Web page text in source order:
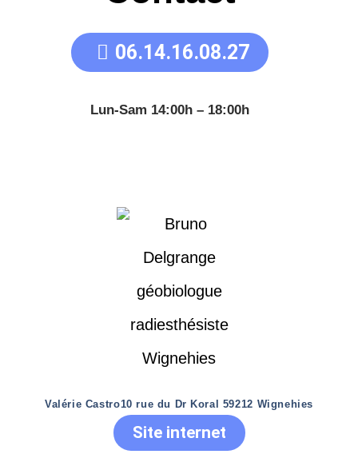
06.14.16.08.27
Lun-Sam 14:00h – 18:00h
Valérie Castro10 rue du Dr Koral 59212 Wignehies
Site internet